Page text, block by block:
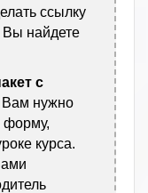
ссылку
Вы найдете
с
Вам нужно
форму,
курса.